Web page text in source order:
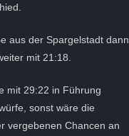
aus der Spargelstadt dann
mit 21:18.
mit 29:22 in Führung
sonst wäre die
vergebenen Chancen an